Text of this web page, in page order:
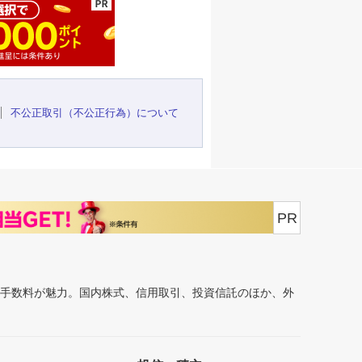
不公正取引（不公正行為）について
PR
数料が魅力。国内株式、信用取引、投資信託のほか、外